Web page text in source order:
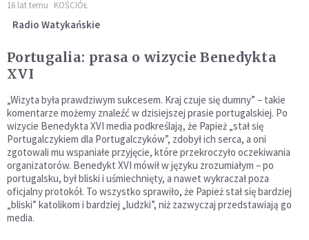
16 lat temu KOŚCIÓŁ
Radio Watykańskie
Portugalia: prasa o wizycie Benedykta
XVI
„Wizyta była prawdziwym sukcesem. Kraj czuje się dumny” – takie
komentarze możemy znaleźć w dzisiejszej prasie portugalskiej. Po
wizycie Benedykta XVI media podkreślają, że Papież „stał się
Portugalczykiem dla Portugalczyków”, zdobył ich serca, a oni
zgotowali mu wspaniałe przyjęcie, które przekroczyło oczekiwania
organizatorów. Benedykt XVI mówił w języku zrozumiałym – po
portugalsku, był bliski i uśmiechnięty, a nawet wykraczał poza
oficjalny protokół. To wszystko sprawiło, że Papież stał się bardziej
„bliski” katolikom i bardziej „ludzki”, niż zazwyczaj przedstawiają go
media.